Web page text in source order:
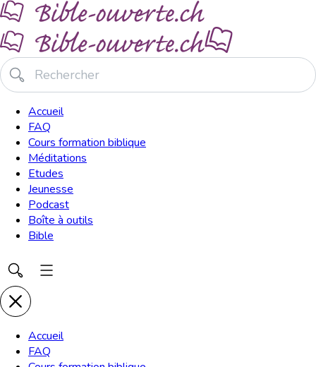
Accueil
FAQ
Cours formation biblique
Méditations
Etudes
Jeunesse
Podcast
Boîte à outils
Bible
Accueil
FAQ